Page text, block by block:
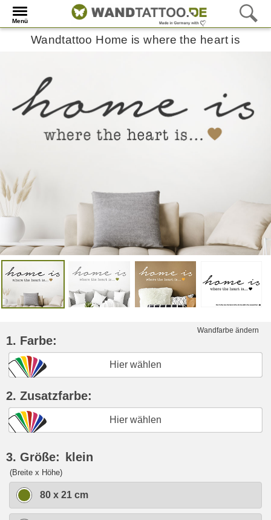
Menü
Wandtattoo Home is where the heart is
Wandfarbe ändern
1. Farbe:
Hier wählen
2. Zusatzfarbe:
Hier wählen
3. Größe: klein
(Breite x Höhe)
80 x 21 cm